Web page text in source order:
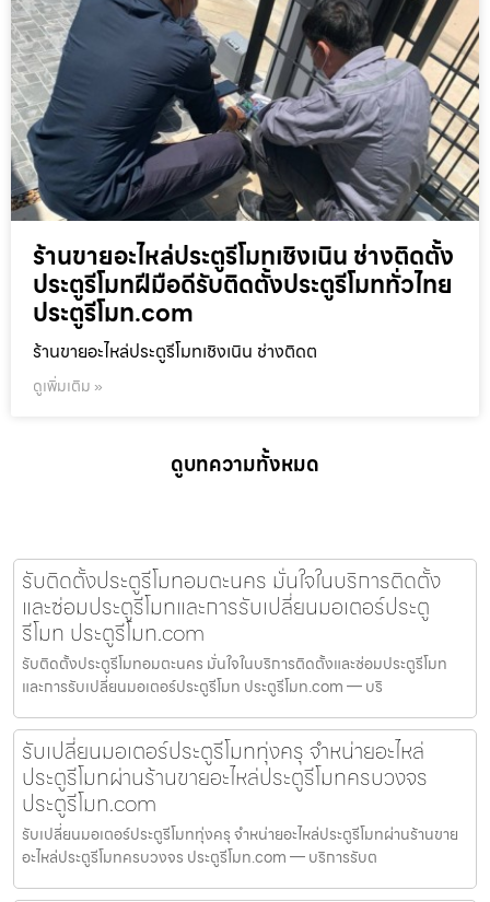
ร้านขายอะไหล่ประตูรีโมทเชิงเนิน ช่างติดตั้ง
ประตูรีโมทฝีมือดีรับติดตั้งประตูรีโมททั่วไทย
ประตูรีโมท.com
ร้านขายอะไหล่ประตูรีโมทเชิงเนิน ช่างติดต
ดูเพิ่มเติม »
ดูบทความทั้งหมด
รับติดตั้งประตูรีโมทอมตะนคร มั่นใจในบริการติดตั้ง
และซ่อมประตูรีโมทและการรับเปลี่ยนมอเตอร์ประตู
รีโมท ประตูรีโมท.com
รับติดตั้งประตูรีโมทอมตะนคร มั่นใจในบริการติดตั้งและซ่อมประตูรีโมท
และการรับเปลี่ยนมอเตอร์ประตูรีโมท ประตูรีโมท.com — บริ
รับเปลี่ยนมอเตอร์ประตูรีโมททุ่งครุ จำหน่ายอะไหล่
ประตูรีโมทผ่านร้านขายอะไหล่ประตูรีโมทครบวงจร
ประตูรีโมท.com
รับเปลี่ยนมอเตอร์ประตูรีโมททุ่งครุ จำหน่ายอะไหล่ประตูรีโมทผ่านร้านขาย
อะไหล่ประตูรีโมทครบวงจร ประตูรีโมท.com — บริการรับต